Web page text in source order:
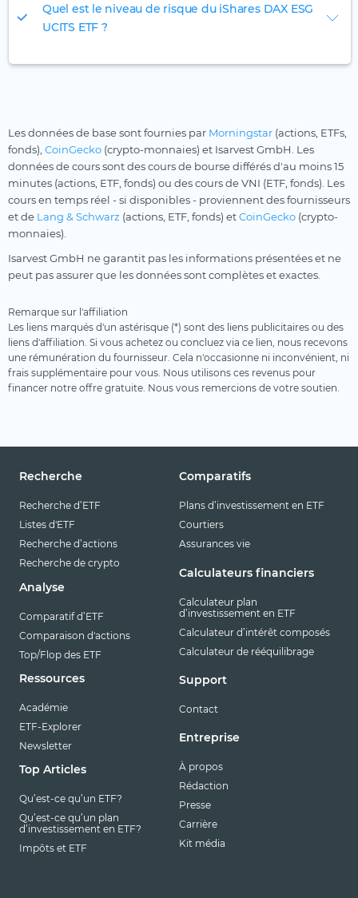
Quel est le niveau de risque du iShares DAX ESG
UCITS ETF ?
Les données de base sont fournies par Morningstar (actions, ETFs,
fonds), CoinGecko (crypto-monnaies) et Isarvest GmbH. Les
données de cours sont des cours de bourse différés d'au moins 15
minutes (actions, ETF, fonds) ou des cours de VNI (ETF, fonds). Les
cours en temps réel - si disponibles - proviennent des fournisseurs
et de Lang & Schwarz (actions, ETF, fonds) etCoinGecko (crypto-
monnaies).
Isarvest GmbH ne garantit pas les informations présentées et ne
peut pas assurer que les données sont complètes et exactes.
Remarque sur l'affiliation
Les liens marqués d'un astérisque (*) sont des liens publicitaires ou des
liens d'affiliation. Si vous achetez ou concluez via ce lien, nous recevons
une rémunération du fournisseur. Cela n'occasionne ni inconvénient, ni
frais supplémentaire pour vous. Nous utilisons ces revenus pour
financer notre offre gratuite. Nous vous remercions de votre soutien.
Recherche
Recherche d’ETF
Listes d'ETF
Recherche d’actions
Recherche de crypto
Analyse
Comparatif d’ETF
Comparaison d'actions
Top/Flop des ETF
Ressources
Académie
ETF-Explorer
Newsletter
Top Articles
Qu’est-ce qu’un ETF?
Qu’est-ce qu’un plan
d’investissement en ETF?
Impôts et ETF
Comparatifs
Plans d’investissement en ETF
Courtiers
Assurances vie
Calculateurs financiers
Calculateur plan
d’investissement en ETF
Calculateur d’intérêt composés
Calculateur de rééquilibrage
Support
Contact
Entreprise
À propos
Rédaction
Presse
Carrière
Kit média